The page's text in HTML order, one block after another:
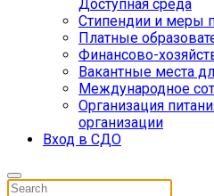
Доступная среда
Cтипендии и меры
Платные
Финансово-
Вакантные места
Международное
Организация
организации
Вход в СДО